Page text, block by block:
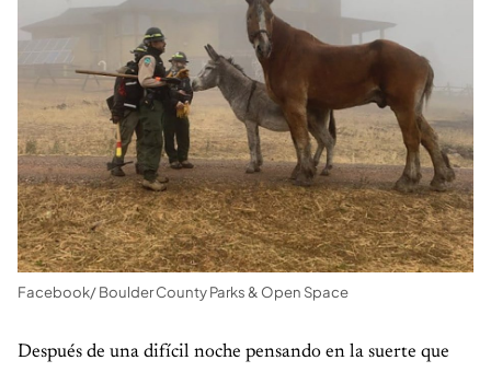
Facebook/ Boulder County Parks & Open Space
Después de una difícil noche pensando en la suerte que